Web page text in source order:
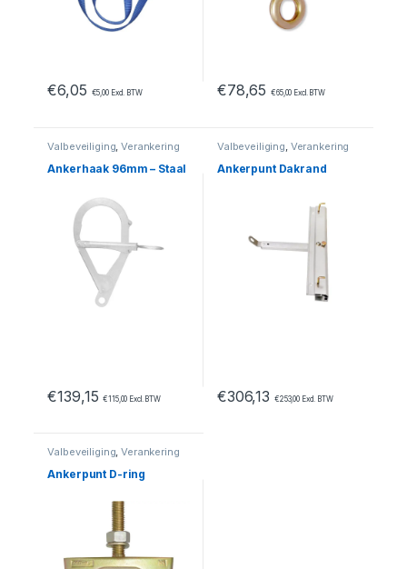
€6,05 €5,00Excl. BTW €78,65 €65,00 Excl. BTW
Valbeveiliging ,Verankering
Ankerhaak 96mm – Staal
€139,15 €115,00 Excl. BTW
Valbeveiliging Verankering
Ankerpunt Dakrand
€306,13 €253,00Excl. BTW
Valbeveiliging,Verankering
Ankerpunt D-ring